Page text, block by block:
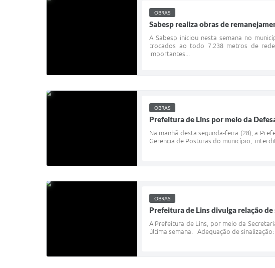
OBRAS
Sabesp realiza obras de
A Sabesp iniciou nesta semana no
trocados ao todo 7.238 metros de
importantes...
OBRAS
Prefeitura de Lins por meio da
Na manhã desta segunda-feira (28), a
Gerencia de Posturas do município,
OBRAS
Prefeitura de Lins divulga relação
A Prefeitura de Lins, por meio da
última semana. Adequação de